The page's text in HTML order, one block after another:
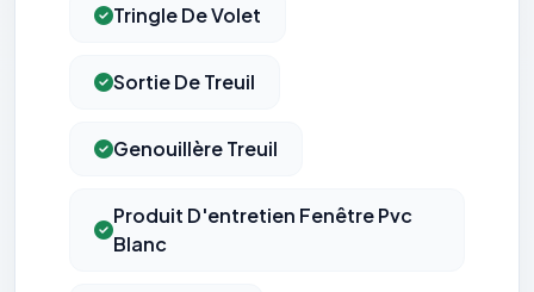
Tringle De Volet
Sortie De Treuil
Genouillère Treuil
Produit D'entretien Fenêtre Pvc
Blanc